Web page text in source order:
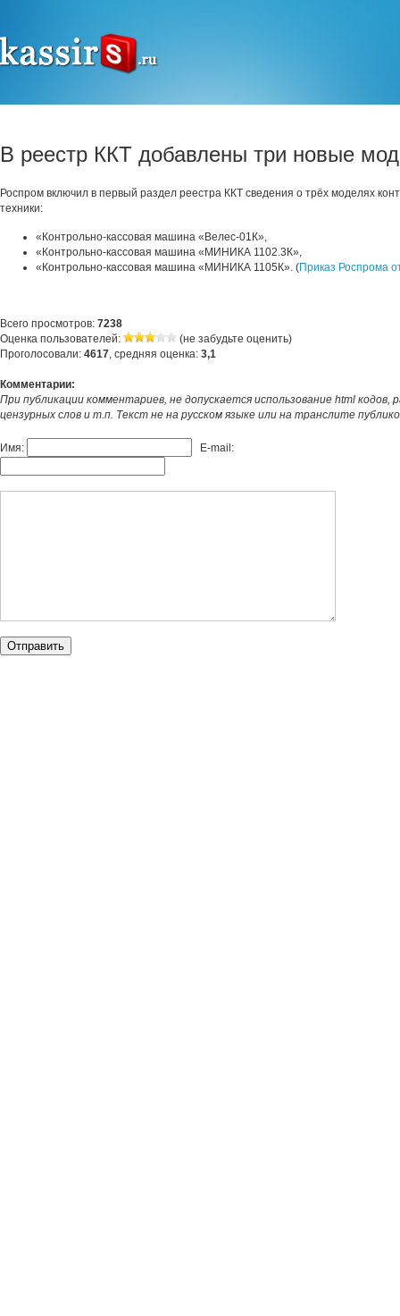
В реестр ККТ добавлены три новые
Роспром включил в первый раздел реестра ККТ сведения о трёх моделях
техники:
«Контрольно-кассовая машина «Велес-01К»,
«Контрольно-кассовая машина «МИНИКА 1102.3К»,
«Контрольно-кассовая машина «МИНИКА 1105К». (Приказ Роспрома
Всего просмотров: 7238
Оценка пользователей:
(не забудьте оценить)
Проголосовали: 4617, средняя оценка: 3,1
Комментарии:
При публикации комментариев, не допускается использование html кодов,
цензурных слов и т.п. Текст не на русском языке или на транслите
Имя: E-mail: